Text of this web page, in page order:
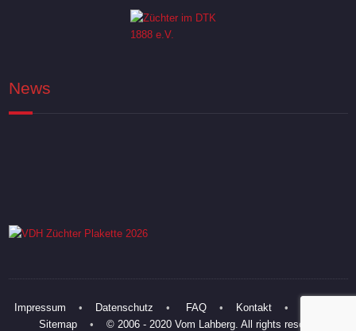
News
Impressum • Datenschutz • FAQ• Kontakt•
Sitemap• © 2006 - 2020 Vom Lahberg. All rights reserved.